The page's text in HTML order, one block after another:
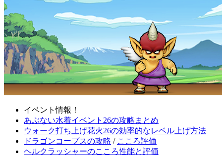
イベント情報！
あぶない水着イベント26の攻略まとめ
ウォーク打ち上げ花火26の効率的なレベル上げ方法
ドラゴンコープスの攻略 / こころ評価
ヘルクラッシャーのこころ性能と評価